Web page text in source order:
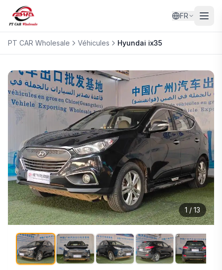
FR
PT CAR Wholesale Véhicules Hyundai ix35
1 /13